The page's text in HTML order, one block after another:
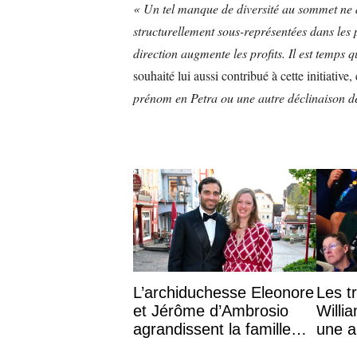
« Un tel manque de diversité au sommet
structurellement sous-représentées dans
direction augmente les profits. Il est temps
souhaité lui aussi contribué à cette
prénom en Petra ou une autre déclinaison
L’archiduchesse Eleonore
et Jérôme d’Ambrosio
agrandissent la famille
Les
une